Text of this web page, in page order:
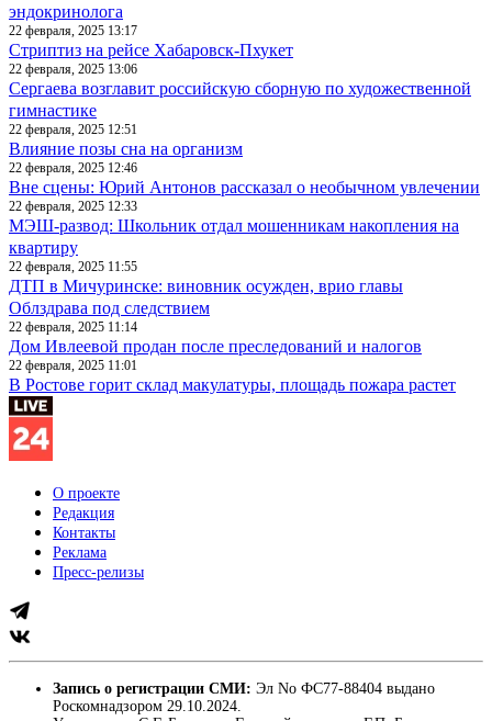
эндокринолога
22 февраля, 2025 13:17
Стриптиз на рейсе Хабаровск-Пхукет
22 февраля, 2025 13:06
Сергаева возглавит российскую сборную по художественной
гимнастике
22 февраля, 2025 12:51
Влияние позы сна на организм
22 февраля, 2025 12:46
Вне сцены: Юрий Антонов рассказал о необычном увлечении
22 февраля, 2025 12:33
МЭШ-развод: Школьник отдал мошенникам накопления на
квартиру
22 февраля, 2025 11:55
ДТП в Мичуринске: виновник осужден, врио главы
Облздрава под следствием
22 февраля, 2025 11:14
Дом Ивлеевой продан после преследований и налогов
22 февраля, 2025 11:01
В Ростове горит склад макулатуры, площадь пожара растет
О проекте
Редакция
Контакты
Реклама
Пресс-релизы
Запись о регистрации СМИ: Эл No ФС77-88404 выдано
Роскомнадзором 29.10.2024.